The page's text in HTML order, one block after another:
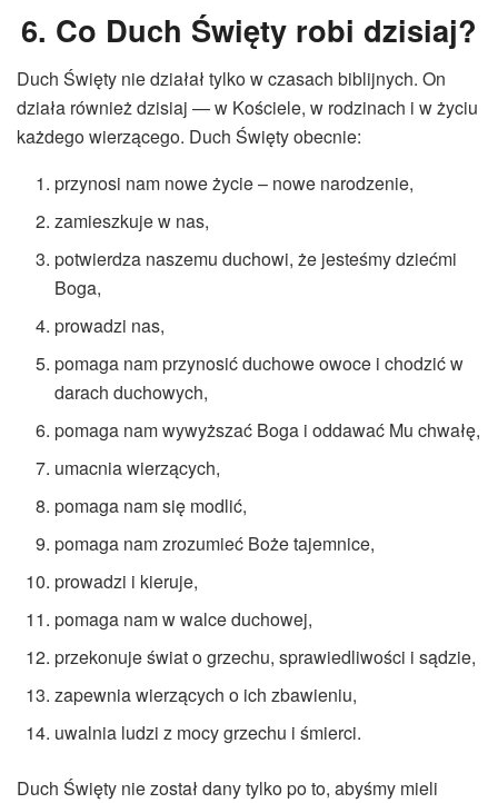
6. Co Duch Święty robi dzisiaj?
Duch Święty nie działał tylko w czasach biblijnych. On
działa również dzisiaj — w Kościele, w rodzinach i w życiu
każdego wierzącego. Duch Święty obecnie:
przynosi nam nowe życie – nowe narodzenie,
zamieszkuje w nas,
potwierdza naszemu duchowi, że jesteśmy dziećmi
Boga,
prowadzi nas,
pomaga nam przynosić duchowe owoce i chodzić w
darach duchowych,
pomaga nam wywyższać Boga i oddawać Mu chwałę,
umacnia wierzących,
pomaga nam się modlić,
pomaga nam zrozumieć Boże tajemnice,
prowadzi i kieruje,
pomaga nam w walce duchowej,
przekonuje świat o grzechu, sprawiedliwości i sądzie,
zapewnia wierzących o ich zbawieniu,
uwalnia ludzi z mocy grzechu i śmierci.
Duch Święty nie został dany tylko po to, abyśmy mieli